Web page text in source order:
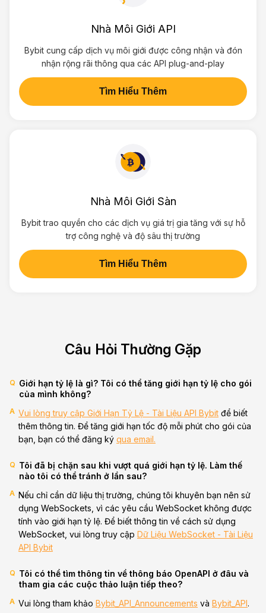
Nhà Môi Giới API
Bybit cung cấp dịch vụ môi giới được công nhận và đón
nhận rộng rãi thông qua các API plug-and-play
Tìm Hiểu Thêm
Nhà Môi Giới Sàn
Bybit trao quyền cho các dịch vụ giá trị gia tăng với sự hỗ
trợ công nghệ và độ sâu thị trường
Tìm Hiểu Thêm
Câu Hỏi Thường Gặp
Q Giới hạn tỷ lệ là gì? Tôi có thể tăng giới hạn tỷ lệ cho gói
của mình không?
A Vui lòng truy cập Giới Hạn Tỷ Lệ - Tài Liệu API Bybit để biết
thêm thông tin. Để tăng giới hạn tốc độ mỗi phút cho gói của
bạn, bạn có thể đăng ký qua email.
Q Tôi đã bị chặn sau khi vượt quá giới hạn tỷ lệ. Làm thế
nào tôi có thể tránh ở lần sau?
A Nếu chỉ cần dữ liệu thị trường, chúng tôi khuyên bạn nên sử
dụng WebSockets, vì các yêu cầu WebSocket không được
tính vào giới hạn tỷ lệ. Để biết thông tin về cách sử dụng
WebSocket, vui lòng truy cập Dữ Liệu WebSocket - Tài Liệu
API Bybit
Q Tôi có thể tìm thông tin về thông báo OpenAPI ở đâu và
tham gia các cuộc thảo luận tiếp theo?
A Vui lòng tham khảo Bybit_API_Announcements và Bybit_API.